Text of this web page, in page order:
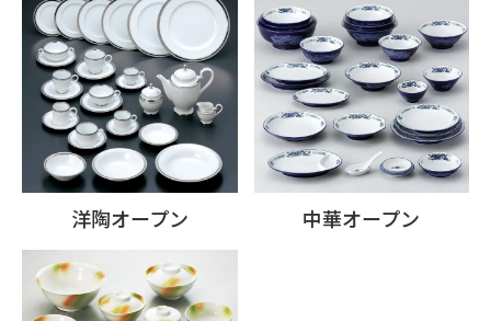
洋陶オープン 中華オープン